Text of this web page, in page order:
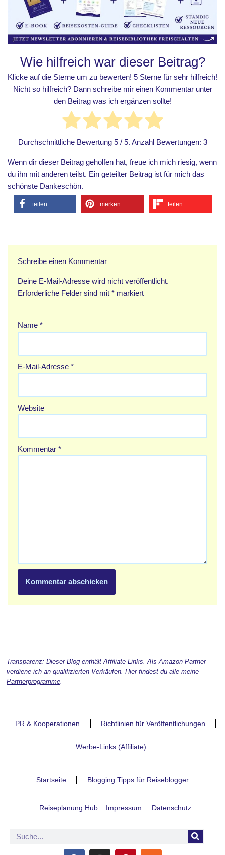
Wie hilfreich war dieser Beitrag?
Klicke auf die Sterne um zu bewerten! 5 Sterne für sehr hilfreich!
Nicht so hilfreich? Dann schreibe mir einen Kommentar unter
den Beitrag was ich ergänzen sollte!
Durchschnittliche Bewertung 5/ 5. Anzahl Bewertungen: 3
Wenn dir dieser Beitrag geholfen hat, freue ich mich riesig, wenn
du ihn mit anderen teilst. Ein geteilter Beitrag ist für mich das
schönste Dankeschön.
teilen merken teilen
Schreibe einen Kommentar
Deine E-Mail-Adresse wird nicht veröffentlicht.
Erforderliche Felder sind mit * markiert
Name *
E-Mail-Adresse *
Website
Kommentar *
Transparenz: Dieser Blog enthält Affiliate-Links. Als Amazon-Partner
verdiene ich an qualifizierten Verkäufen. Hier findest du alle meine
Partnerprogramme.
PR & Kooperationen Richtlinien für Veröffentlichungen
Werbe-Links (Affiliate)
Startseite Blogging Tipps für Reiseblogger
Reiseplanung Hub Impressum Datenschutz